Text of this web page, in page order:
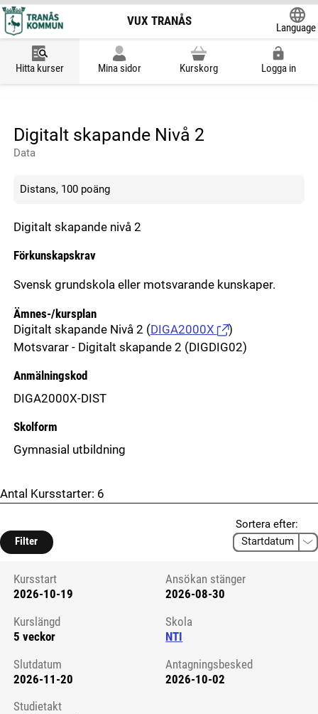
VUX TRANÅS
Language
Hitta kurser Mina sidor Kurskorg Logga in
Digitalt skapande Nivå 2
Data
Distans, 100 poäng
Digitalt skapande nivå 2
Förkunskapskrav
Svensk grundskola eller motsvarande kunskaper.
Ämnes-/kursplan
Digitalt skapande Nivå 2 (DIGA2000X
)
Motsvarar - Digitalt skapande 2 (DIGDIG02)
Anmälningskod
DIGA2000X-DIST
Skolform
Gymnasial utbildning
Antal Kursstarter: 6
Filter
Sortera efter:
Kursstart 6281792
Kursstart
2026-10-19
Ansökan stänger
2026-08-30
Kurslängd
5 veckor
Skola
NTI
Slutdatum
2026-11-20
Antagningsbesked
2026-10-02
Studietakt